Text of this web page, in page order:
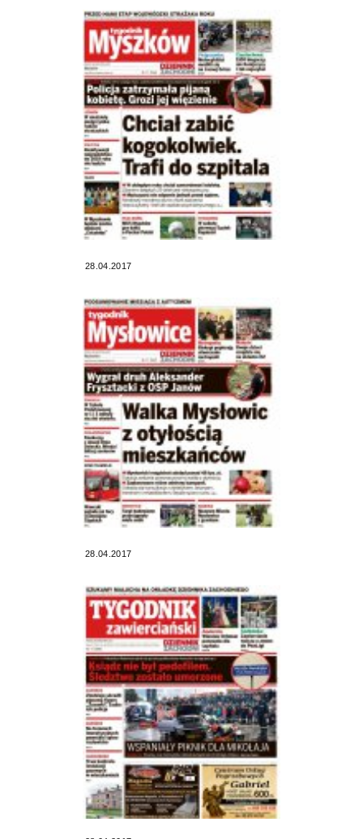
28.04.2017
28.04.2017